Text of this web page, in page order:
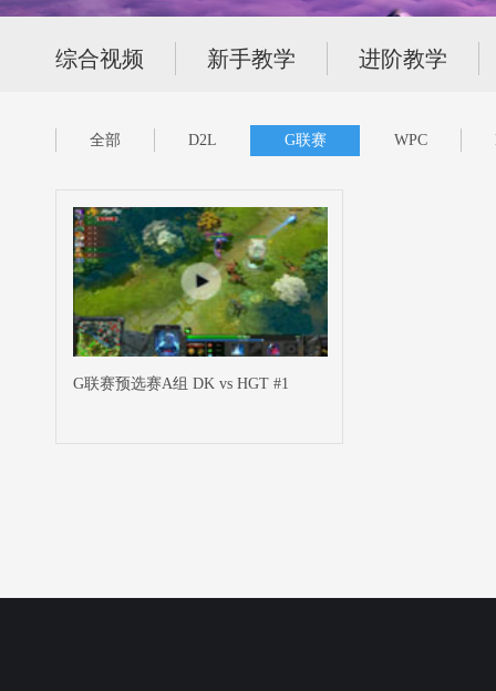
综合视频 新手教学 进阶教学
全部 D2L G联赛 WPC
G联赛预选赛A组 DK vs HGT #1